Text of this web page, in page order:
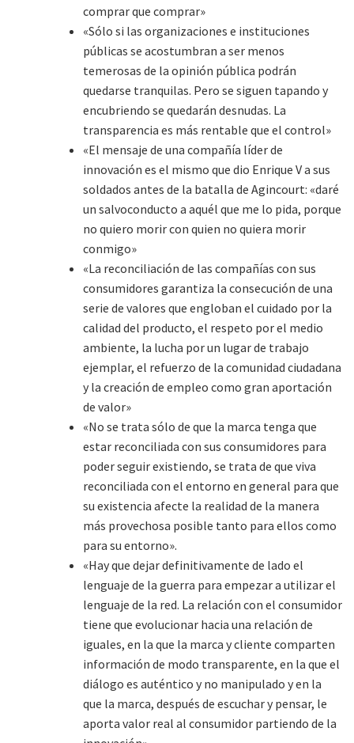
comprar que comprar»
«Sólo si las organizaciones e instituciones
públicas se acostumbran a ser menos
temerosas de la opinión pública podrán
quedarse tranquilas. Pero se siguen tapando y
encubriendo se quedarán desnudas. La
transparencia es más rentable que el control»
«El mensaje de una compañía líder de
innovación es el mismo que dio Enrique V a sus
soldados antes de la batalla de Agincourt: «daré
un salvoconducto a aquél que me lo pida, porque
no quiero morir con quien no quiera morir
conmigo»
«La reconciliación de las compañías con sus
consumidores garantiza la consecución de una
serie de valores que engloban el cuidado por la
calidad del producto, el respeto por el medio
ambiente, la lucha por un lugar de trabajo
ejemplar, el refuerzo de la comunidad ciudadana
y la creación de empleo como gran aportación
de valor»
«No se trata sólo de que la marca tenga que
estar reconciliada con sus consumidores para
poder seguir existiendo, se trata de que viva
reconciliada con el entorno en general para que
su existencia afecte la realidad de la manera
más provechosa posible tanto para ellos como
para su entorno».
«Hay que dejar definitivamente de lado el
lenguaje de la guerra para empezar a utilizar el
lenguaje de la red. La relación con el consumidor
tiene que evolucionar hacia una relación de
iguales, en la que la marca y cliente comparten
información de modo transparente, en la que el
diálogo es auténtico y no manipulado y en la
que la marca, después de escuchar y pensar, le
aporta valor real al consumidor partiendo de la